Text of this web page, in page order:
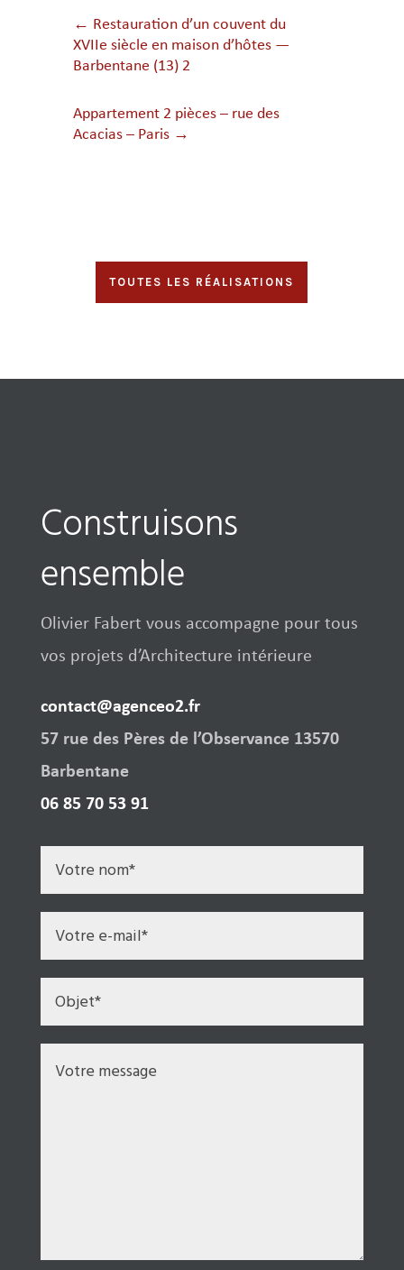
← Restauration d’un couvent du
XVIIe siècle en maison d’hôtes —
Barbentane (13) 2
Appartement 2 pièces – rue des
Acacias – Paris→
TOUTES LES RÉALISATIONS
Construisons
ensemble
Olivier Fabert vous accompagne pour tous
vos projets d’Architecture intérieure
contact@agenceo2.fr
57 rue des Pères de l’Observance 13570
Barbentane
06 85 70 53 91